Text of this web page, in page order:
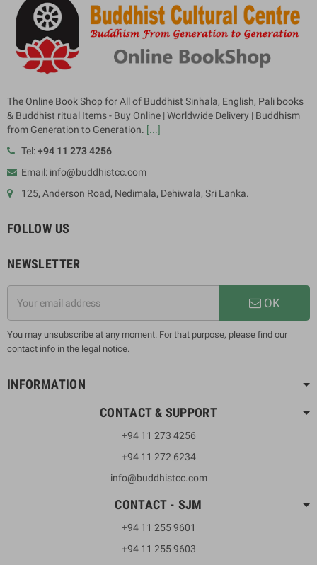
The Online Book Shop for All of Buddhist Sinhala, English, Pali books
& Buddhist ritual Items - Buy Online | Worldwide Delivery | Buddhism
from Generation to Generation. [...]
Tel:+94 11 273 4256
Email: info@buddhistcc.com
125, Anderson Road, Nedimala, Dehiwala, Sri Lanka.
FOLLOW US
NEWSLETTER
OK
You may unsubscribe at any moment. For that purpose, please find our
contact info in the legal notice.
INFORMATION
CONTACT & SUPPORT
+94 11 273 4256
+94 11 272 6234
info@buddhistcc.com
CONTACT - SJM
+94 11 255 9601
+94 11 255 9603